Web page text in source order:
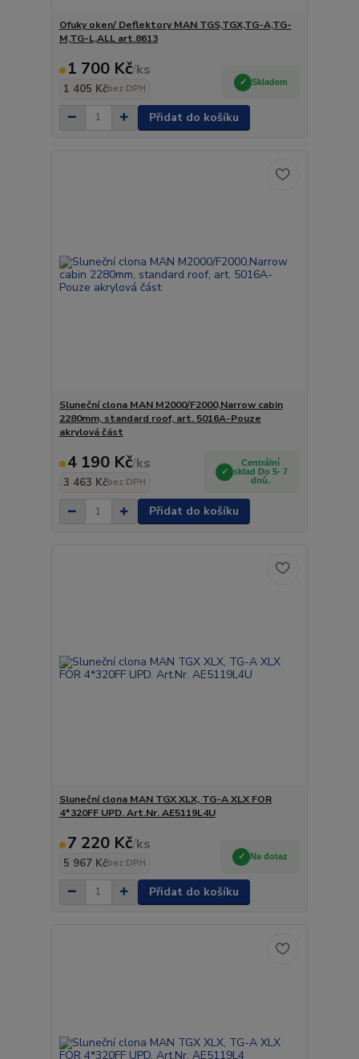
Ofuky oken/ Deflektory MAN TGS,TGX,TG-A,TG-
M,TG-L,ALL art.8613
1 700 Kč/ks
1 405 Kčbez DPH
Skladem
Přidat do košíku
Sluneční clona MAN M2000/F2000,Narrow cabin
2280mm, standard roof, art. 5016A-Pouze
akrylová část
4 190 Kč/ks
3 463 Kčbez DPH
Centrální
sklad Do 5- 7
dnů.
Přidat do košíku
Sluneční clona MAN TGX XLX, TG-A XLX FOR
4*320FF UPD. Art.Nr. AE5119L4U
7 220 Kč/ks
5 967 Kčbez DPH
Na dotaz
Přidat do košíku